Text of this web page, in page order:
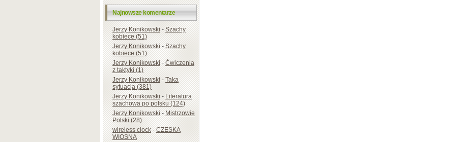
Najnowsze komentarze
Jerzy Konikowski-Szachy
kobiece (51)
Jerzy Konikowski-Szachy
kobiece (51)
Jerzy Konikowski-Ćwiczenia
z taktyki (1)
Jerzy Konikowski-Taka
sytuacja (381)
Jerzy Konikowski-Literatura
szachowa po polsku (124)
Jerzy Konikowski-Mistrzowie
Polski (28)
wireless clock-CZESKA
WIOSNA